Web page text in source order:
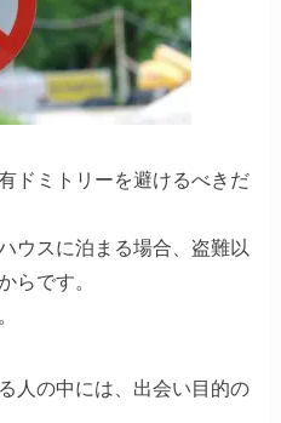
ドミトリーを避けるべきだ
ウスに泊まる場合、盗難以
らです。
人の中には、出会い目的の